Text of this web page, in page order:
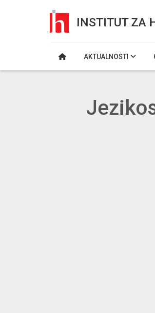
INSTITUT ZA
AKTUALNOSTI